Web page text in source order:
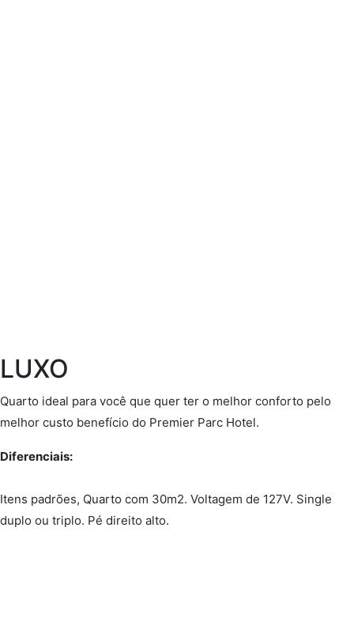
LUXO
Quarto ideal para você que quer ter o melhor conforto pelo
melhor custo benefício do Premier Parc Hotel.
Diferenciais:
Itens padrões, Quarto com 30m2. Voltagem de 127V. Single
duplo ou triplo. Pé direito alto.